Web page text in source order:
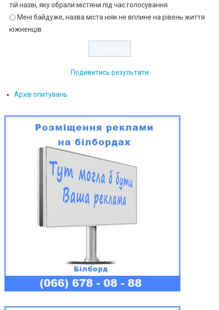
тій назві, яку обрали містяни під час голосування
Мені байдуже, назва міста ніяк не вплине на рівень життя
южненців
Подивитись результати
Архів опитувань